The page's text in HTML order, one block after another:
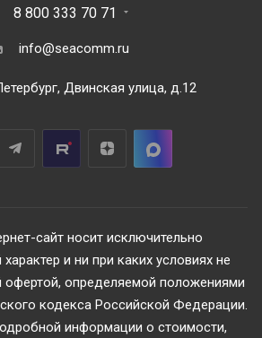
8 800 333 70 71
info@seacomm.ru
Двинская улица, д.12
сайт носит исключительно
и ни при каких условиях не
офертой, определяемой положениями
кодекса Российской Федерации.
информации о стоимости,